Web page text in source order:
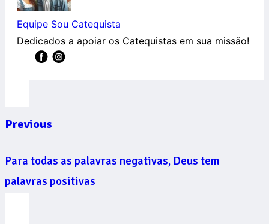
Equipe Sou Catequista
Dedicados a apoiar os Catequistas em sua missão!
Previous
Para todas as palavras negativas, Deus tem
palavras positivas